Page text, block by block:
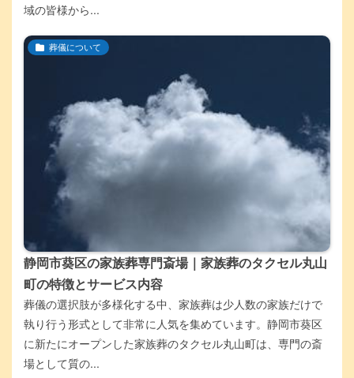
域の皆様から...
葬儀について
静岡市葵区の家族葬専門斎場｜家族葬のタクセル丸山
町の特徴とサービス内容
葬儀の選択肢が多様化する中、家族葬は少人数の家族だけで
執り行う形式として非常に人気を集めています。静岡市葵区
に新たにオープンした家族葬のタクセル丸山町は、専門の斎
場として質の...